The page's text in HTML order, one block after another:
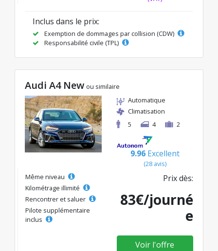
Inclus dans le prix:
Exemption de dommages par collision (CDW)
Responsabilité civile (TPL)
Audi A4 New ou similaire
Automatique
Climatisation
5
4 2
9.96 Excellent
(28 avis)
Même niveau
Kilométrage illimité
Rencontrer et saluer
Pilote supplémentaire
inclus
Prix dès:
83€/journé
e
Voir l'offre